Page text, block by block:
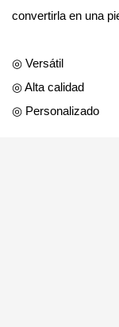
convertirla en una
◎ Versátil
◎ Alta calidad
◎ Personalizado